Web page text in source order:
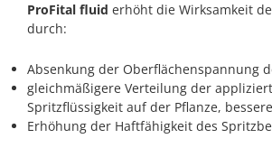
ProFital fluid erhöht die Wirksamkeit
durch:
Absenkung der Oberflächenspannung
gleichmäßigere Verteilung der
Spritzflüssigkeit auf der Pflanze,
Erhöhung der Haftfähigkeit des